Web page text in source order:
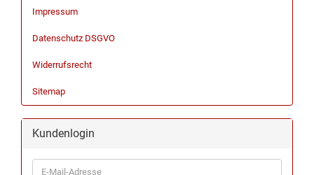
Impressum
Datenschutz DSGVO
Widerrufsrecht
Sitemap
Kundenlogin